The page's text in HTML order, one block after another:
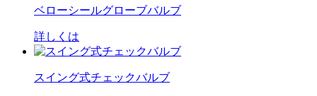
ベローシールグローブバルブ
詳しくは
スイング式チェックバルブ